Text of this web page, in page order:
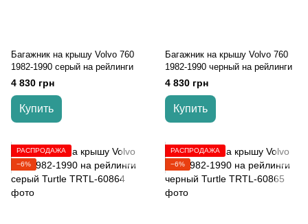
Багажник на крышу Volvo 760
1982-1990 серый на рейлинги
4 830 грн
Купить
Багажник на крышу Volvo 760
1982-1990 черный на рейлинги
4 830 грн
Купить
РАСПРОДАЖА
−6%
РАСПРОДАЖА
−6%